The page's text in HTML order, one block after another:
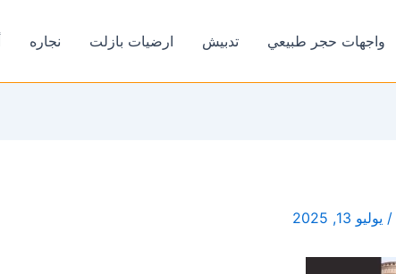
واجهات حجر طبيعي تدبيش ارضيات بازلت نجاره
/ يوليو 13, 2025